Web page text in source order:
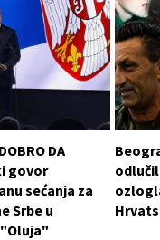
DA
govor
sećanja za
Srbe u